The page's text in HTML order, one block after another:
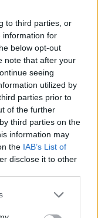
to third parties, or
information for
below opt-out
note that after your
seeing
utilized by
parties prior to
of the further
third parties on the
information may
the IAB’s List of
disclose it to other